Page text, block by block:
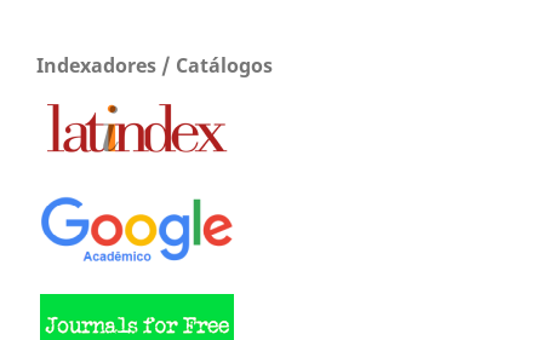
Indexadores / Catálogos